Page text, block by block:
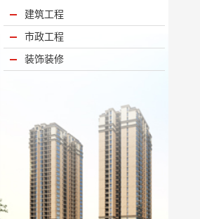
建筑工程
市政工程
装饰装修